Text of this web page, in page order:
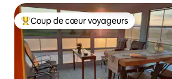
Coup de cœur voyageurs parmi les
Coup de cœur voyageurs